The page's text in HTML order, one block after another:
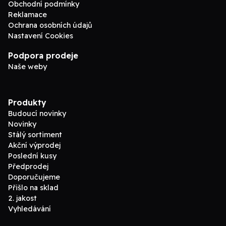
Obchodní podmínky
Reklamace
Ochrana osobních údajů
Nastavení Cookies
Podpora prodeje
Naše weby
Produkty
Budoucí novinky
Novinky
Stálý sortiment
Akční výprodej
Poslední kusy
Předprodej
Doporučujeme
Přišlo na sklad
2. jakost
Vyhledávání